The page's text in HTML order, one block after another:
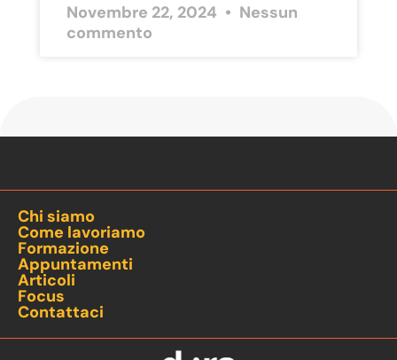
Novembre 22, 2024
Nessun
commento
Chi siamo
Come lavoriamo
Formazione
Appuntamenti
Articoli
Focus
Contattaci